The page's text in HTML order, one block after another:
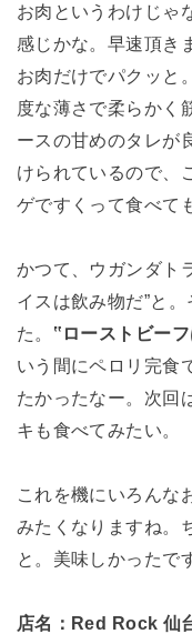
お肉というわけじゃ
感じかな。早速頂き
お肉だけでパクッと
度な薄さで柔らかく
ースの甘めのタレが
けられているので、
ゲですくって食べて
かつて、ウガンダト
イスは飲み物だ”と
た。 ‟ローストビー
いう間にペロリ完食
たかったなー。次回
キも食べてみたい。
これを機にいろんな
みたくなりますね。
と。美味しかったで
店名：Red Rock 仙